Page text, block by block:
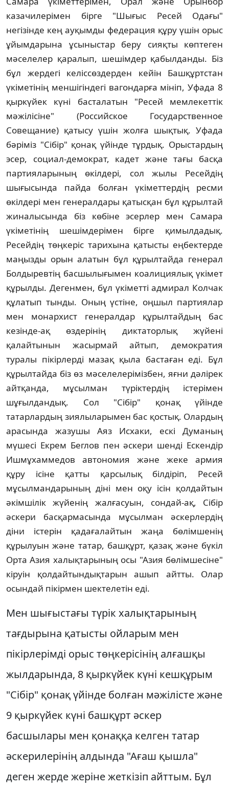
казачилерiмен бiрге "Шығыс Ресей Одағы"
негiзiнде кең ауқымды федерация құру үшiн орыс
ұйымдарына ұсыныстар беру сияқты көптеген
мәселелер қаралып, шешiмдер қабылданды. Бiз
бұл жердегi келiссөздерден кейiн Башқұртстан
үкiметiнiң меншiгiндегi вагондарға мiнiп, Уфада 8
қыркүйек күнi басталатын "Ресей мемлекеттiк
мәжiлiсiне" (Российское Государственное
Совещание) қатысу үшiн жолға шықтық. Уфада
бәрiмiз "Сiбiр" қонақ үйiнде тұрдық. Орыстардың
эсер, социал-демократ, кадет және тағы басқа
партияларының өкiлдерi, сол жылы Ресейдiң
шығысында пайда болған үкiметтердiң ресми
өкiлдерi мен генералдары қатысқан бұл құрылтай
жиналысында бiз көбiне эсерлер мен Самара
үкiметiнiң шешiмдерiмен бiрге қимылдадық.
Ресейдiң төңкерiс тарихына қатысты еңбектерде
маңызды орын алатын бұл құрылтайда генерал
Болдыревтiң басшылығымен коалициялық үкiмет
құрылды. Дегенмен, бұл үкiметтi адмирал Колчак
құлатып тынды. Оның үстiне, оңшыл партиялар
мен монархист генералдар құрылтайдың бас
кезiнде-ақ өздерiнiң диктаторлық жүйенi
қалайтынын жасырмай айтып, демократия
туралы пiкiрлердi мазақ қыла бастаған едi. Бұл
құрылтайда бiз өз мәселелерiмiзбен, яғни дәлiрек
айтқанда, мұсылман түрiктердiң iстерiмен
шұғылдандық. Сол "Сiбiр" қонақ үйiнде
татарлардың зиялыларымен бас қостық. Олардың
арасында жазушы Аяз Исхаки, ескi Думаның
мүшесi Екрем Беглов пен әскери шендi Ескендiр
Ишмұхаммедов автономия және жеке армия
құру iсiне қатты қарсылық бiлдiрiп, Ресей
мұсылмандарының дiнi мен оқу iсiн қолдайтын
әкiмшiлiк жүйенiң жалғасуын, сондай-ақ, Сiбiр
әскери басқармасында мұсылман әскерлердiң
дiни iстерiн қадағалайтын жаңа бөлiмшенiң
құрылуын және татар, башқұрт, қазақ және бүкiл
Орта Азия халықтарының осы "Азия бөлiмшесiне"
кiруiн қолдайтындықтарын ашып айтты. Олар
осындай пiкiрмен шектелетiн едi.
Мен шығыстағы түрiк халықтарының
тағдырына қатысты ойларым мен
пiкiрлерiмдi орыс төңкерiсiнiң алғашқы
жылдарында, 8 қыркүйек күнi кешқұрым
"Сiбiр" қонақ үйiнде болған мәжiлiсте және
9 қыркүйек күнi башқұрт әскер
басшылары мен қонаққа келген татар
әскерилерiнiң алдында "Ағаш қышла"
деген жерде жерiне жеткiзiп айттым. Бұл